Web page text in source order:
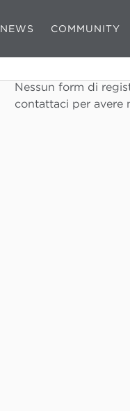
NEWS COMMUNITY
Nessun form di
contattaci per avere